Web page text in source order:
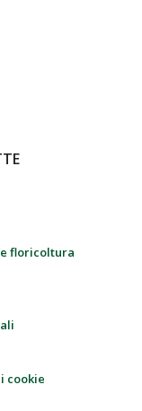
floricoltura
cookie